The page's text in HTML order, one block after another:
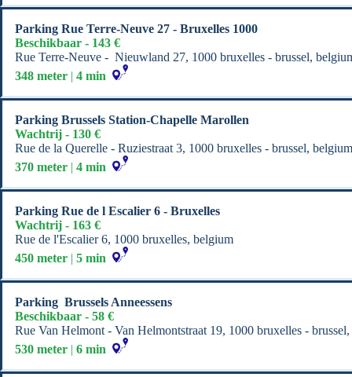
Parking Rue Terre-Neuve 27 - Bruxelles 1000
Beschikbaar - 143 €
Rue Terre-Neuve -  Nieuwland 27, 1000 bruxelles - brussel,
348 meter | 4 min
Parking Brussels Station-Chapelle Marollen
Wachtrij - 130 €
Rue de la Querelle - Ruziestraat 3, 1000 bruxelles - brussel, belgium
370 meter | 4 min
Parking Rue de l Escalier 6 - Bruxelles
Wachtrij - 163 €
Rue de l'Escalier 6, 1000 bruxelles, belgium
450 meter | 5 min
Parking  Brussels Anneessens
Beschikbaar - 58 €
Rue Van Helmont - Van Helmontstraat 19, 1000 bruxelles -
530 meter | 6 min